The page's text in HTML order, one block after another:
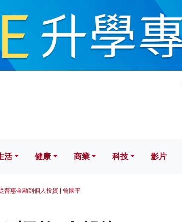
健康 科技 影片
活 健康 商業 科技 影片
普惠金融到個人投資 | 曾國平